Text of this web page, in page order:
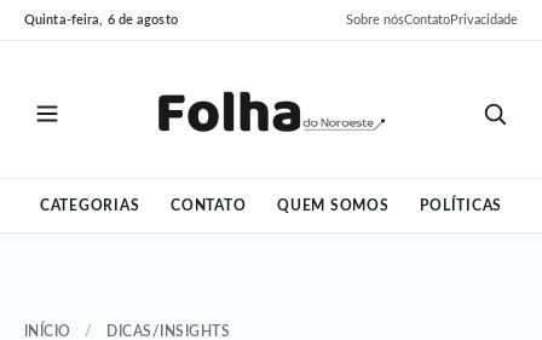
Pular
para
Pular
para
Quinta-feira, 6 de agosto Sobre nósContatoPrivacidade
CATEGORIAS CONTATO QUEM SOMOS POLÍTICAS
INÍCIO / DICAS/INSIGHTS